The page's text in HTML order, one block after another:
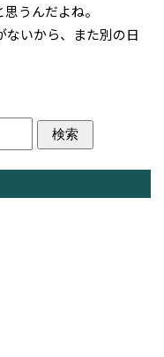
うんだよね。
ないから、また別の日